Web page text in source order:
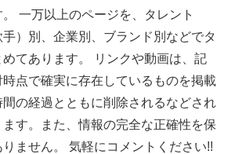
一万以上のページを、タレント
手）別、企業別、ブランド別などでタ
てあります。 リンクや動画は、記
点で確実に存在しているものを掲載
間の経過とともに削除されるなどされ
す。また、情報の完全な正確性を保
ません。 気軽にコメントください!!